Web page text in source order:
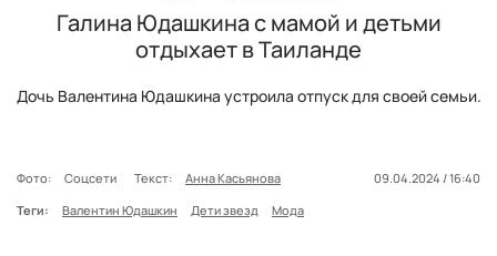
Галина Юдашкина с мамой и детьми
отдыхает в Таиланде
Дочь Валентина Юдашкина устроила отпуск для своей семьи.
Фото: Соцсети Текст: Анна Касьянова
09.04.2024 / 16:40
Теги:
Валентин Юдашкин Дети звезд Мода